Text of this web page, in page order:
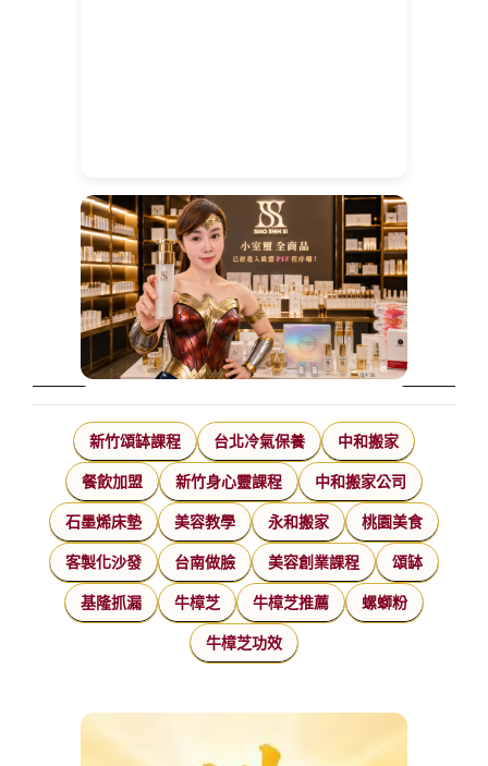
新竹頌缽課程 台北冷氣保養 中和搬家
餐飲加盟 新竹身心靈課程 中和搬家公司
石墨烯床墊 美容教學 永和搬家 桃園美食
客製化沙發 台南做臉 美容創業課程 頌缽
基隆抓漏 牛樟芝 牛樟芝推薦 螺螄粉
牛樟芝功效